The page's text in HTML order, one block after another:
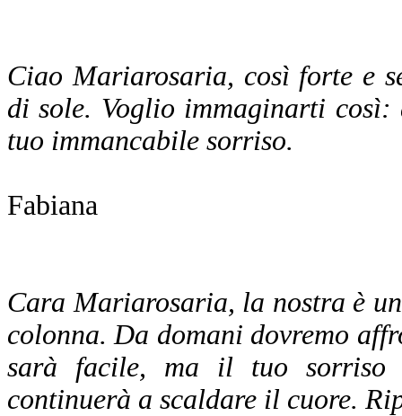
Ciao Mariarosaria, così forte e
di sole. Voglio immaginarti
tuo immancabile sorriso.
Fabiana
Cara Mariarosaria, la nostra è
colonna. Da domani dovremo
sarà facile, ma il tuo sorriso
continuerà a scaldare il cuore.